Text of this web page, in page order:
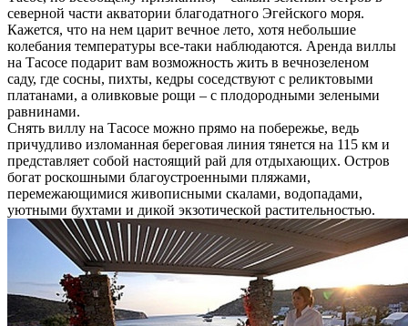
северной части акватории благодатного Эгейского моря.
Кажется, что на нем царит вечное лето, хотя небольшие
колебания температуры все-таки наблюдаются. Аренда виллы
на Тасосе подарит вам возможность жить в вечнозеленом
саду, где сосны, пихты, кедры соседствуют с реликтовыми
платанами, а оливковые рощи – с плодородными зелеными
равнинами.
Снять виллу на Тасосе можно прямо на побережье, ведь
причудливо изломанная береговая линия тянется на 115 км и
представляет собой настоящий рай для отдыхающих. Остров
богат роскошными благоустроенными пляжами,
перемежающимися живописными скалами, водопадами,
уютными бухтами и дикой экзотической растительностью.